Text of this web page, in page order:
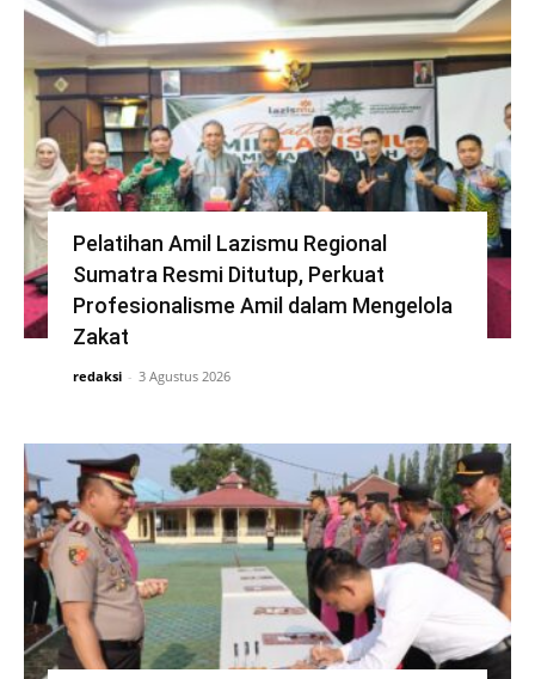
Pelatihan Amil Lazismu Regional
Sumatra Resmi Ditutup, Perkuat
Profesionalisme Amil dalam Mengelola
Zakat
redaksi - 3 Agustus 2026